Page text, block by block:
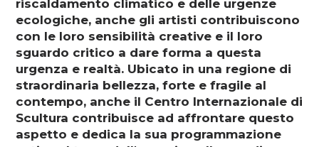
riscaldamento climatico e delle urgenze
ecologiche, anche gli artisti contribuiscono
con le loro sensibilità creative e il loro
sguardo critico a dare forma a questa
urgenza e realtà. Ubicato in una regione di
straordinaria bellezza, forte e fragile al
contempo, anche il Centro Internazionale di
Scultura contribuisce ad affrontare questo
aspetto e dedica la sua programmazione